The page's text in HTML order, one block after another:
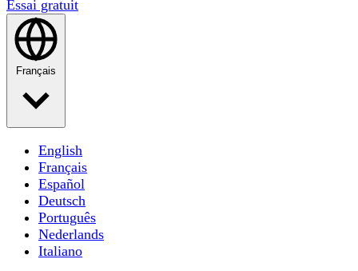
Essai gratuit
Français
English
Français
Español
Deutsch
Português
Nederlands
Italiano